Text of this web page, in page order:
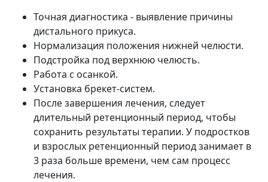
Точная диагностика - выявление причины
дистального прикуса.
Нормализация положения нижней челюсти.
Подстройка под верхнюю челюсть.
Работа с осанкой.
Установка брекет-систем.
После завершения лечения, следует
длительный ретенционный период, чтобы
сохранить результаты терапии. У подростков
и взрослых ретенционный период занимает в
3 раза больше времени, чем сам процесс
лечения.